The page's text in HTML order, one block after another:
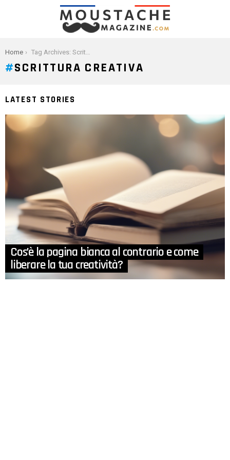
You are here:
Home Tag Archives: Scrittura creativa
SCRITTURA CREATIVA
LATEST STORIES
Cos’è la pagina bianca al contrario e come
liberare la tua creatività?